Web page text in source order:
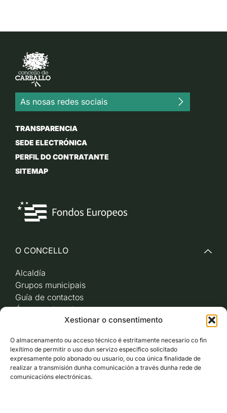
Xestionar o consentimento
O almacenamento ou acceso técnico é estritamente necesario co fin
lexítimo de permitir o uso dun servizo específico solicitado
expresamente polo abonado ou usuario, ou coa única finalidade de
realizar a transmisión dunha comunicación a través dunha rede de
comunicacións electrónicas.
As nosas redes sociais
TRANSPARENCIA
SEDE ELECTRÓNICA
PERFIL DO CONTRATANTE
SITEMAP
O CONCELLO
Alcaldía
Grupos municipais
Guía de contactos
Órganos de goberno
Acceso a videoactas
xunta de goberno local
Imaxe corporativa
CARBALLO AO DÍA